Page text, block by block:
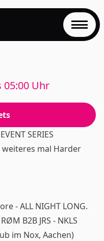
05:00 Uhr
SERIES
mal Harder
- ALL NIGHT LONG.
B2B JRS - NKLS
im Nox, Aachen)